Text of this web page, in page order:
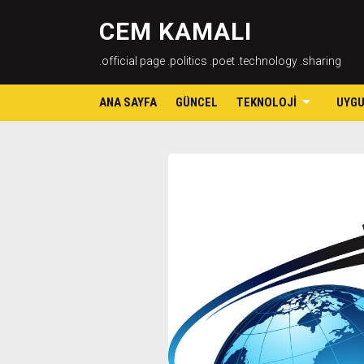
CEM KAMALI
.official page .politics .poet .technology .sharing
ANA SAYFA GÜNCEL TEKNOLOJI